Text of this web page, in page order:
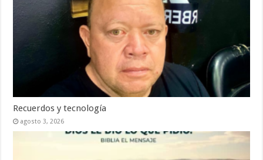
Recuerdos y tecnología
agosto 3, 2026